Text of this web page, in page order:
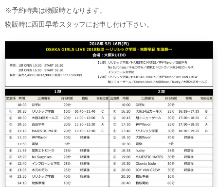
※予約特典は物販時となります。
物販時に西田早希スタッフにお申し付け下さい。